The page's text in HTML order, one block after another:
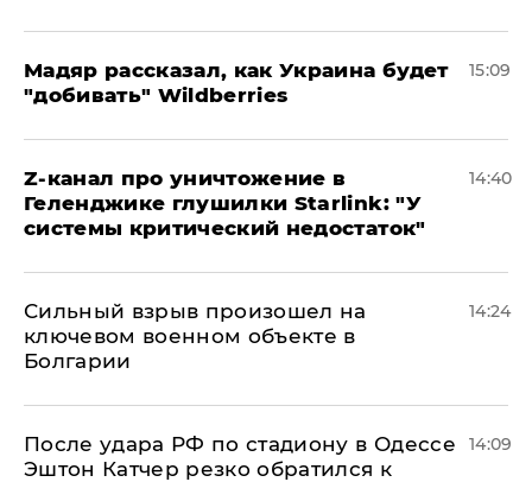
Мадяр рассказал, как Украина будет
"добивать" Wildberries
15:09
Z-канал про уничтожение в
Геленджике глушилки Starlink: "У
системы критический недостаток"
14:40
Сильный взрыв произошел на
ключевом военном объекте в
Болгарии
14:24
После удара РФ по стадиону в Одессе
Эштон Катчер резко обратился к
14:09